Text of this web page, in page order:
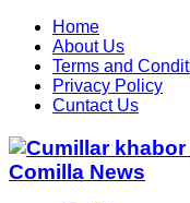
Home
About Us
Terms and
Privacy Policy
Cuntact Us